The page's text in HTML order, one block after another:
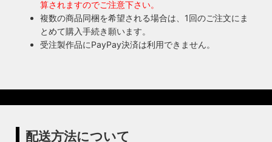
算されますのでご注意下さい。
複数の商品同梱を希望される場合は、1回のご注文にま
とめて購入手続き願います。
受注製作品にPayPay決済は利用できません。
配送方法について